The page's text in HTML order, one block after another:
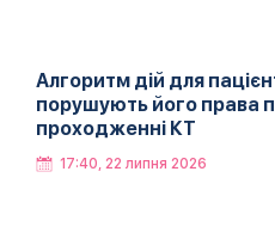
Алгоритм дій для
порушують його права
проходженні КТ
17:40, 22 липня 2026